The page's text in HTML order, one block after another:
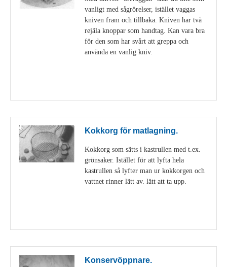
vanligt med sågrörelser, istället vaggas
kniven fram och tillbaka. Kniven har två
rejäla knoppar som handtag. Kan vara bra
för den som har svårt att greppa och
använda en vanlig kniv.
Kokkorg för matlagning.
Kokkorg som sätts i kastrullen med t.ex.
grönsaker. Istället för att lyfta hela
kastrullen så lyfter man ur kokkorgen och
vattnet rinner lätt av. lätt att ta upp.
Konservöppnare.